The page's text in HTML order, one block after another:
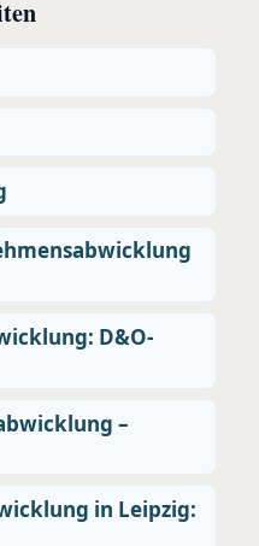
D&O-
–
in Leipzig: